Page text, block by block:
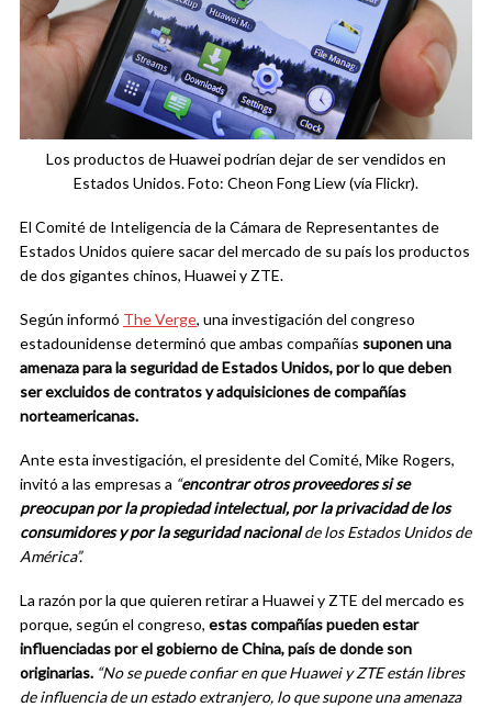
Los productos de Huawei podrían dejar de ser vendidos en
Estados Unidos. Foto: Cheon Fong Liew (vía Flickr).
El Comité de Inteligencia de la Cámara de Representantes de
Estados Unidos quiere sacar del mercado de su país los productos
de dos gigantes chinos, Huawei y ZTE.
Según informó The Verge, una investigación del congreso
estadounidense determinó que ambas compañías suponen una
amenaza para la seguridad de Estados Unidos,por lo que deben
ser excluidos de contratos y adquisiciones de compañías
norteamericanas.
Ante esta investigación, el presidente del Comité, Mike Rogers,
invitó a las empresas a “encontrar otros proveedores si se
preocupan por la propiedad intelectual, por la privacidad de los
consumidores y por la seguridad nacionalde los Estados Unidos de
América”.
La razón por la que quieren retirar a Huawei y ZTE del mercado es
porque, según el congreso, estas compañías pueden estar
influenciadas por el gobierno de China, país de donde son
originarias. “No se puede confiar en que Huawei y ZTE están libres
de influencia de un estado extranjero, lo que supone una amenaza